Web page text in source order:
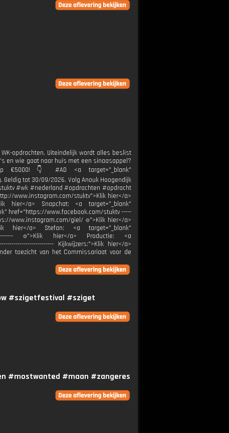
opdrachten. Uiteindelijk wordt alles beslist
en wie gaat naar huis met een sinaasappel?
€5000!👇 #AD <a target="_blank"
tot 30/09/2026. Volg Anouk Hoogendijk
#wk #nederland #opdrachten #opdracht
www.instagram.com/stuktv">Klik hier</a>
hier</a> Snapchat: <a target="_blank"
href="https://www.facebook.com/stuktv -----
www.instagram.com/giel/ ⌾">Klik hier</a>
hier</a> Stefan: <a target="_blank"
⌾">Klik hier</a> Productie: <a
Kijkwijzers:">Klik hier</a>
toezicht van het Commissariaat voor de
#szigetfestival #sziget
#mostwanted #maan #zangeres